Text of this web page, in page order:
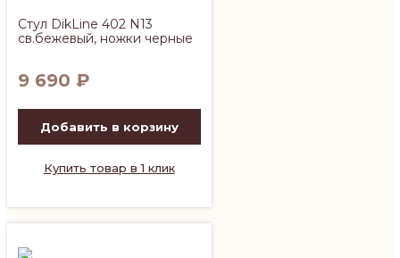
Стул DikLine 402 N13
св.бежевый, ножки черные
9 690 ₽
Добавить в корзину
Купить товар в 1 клик